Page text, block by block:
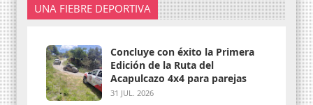
UNA FIEBRE DEPORTIVA
Concluye con éxito la Primera
Edición de la Ruta del
Acapulcazo 4x4 para parejas
31 JUL. 2026